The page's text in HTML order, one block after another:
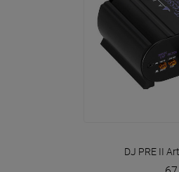
VOIR
DJ PRE II